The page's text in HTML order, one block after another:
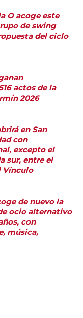
O acoge este
de swing
del ciclo
actos de la
2026
en San
con
excepto el
sur, entre el
Vínculo
de nuevo la
ocio alternativo
con
música,